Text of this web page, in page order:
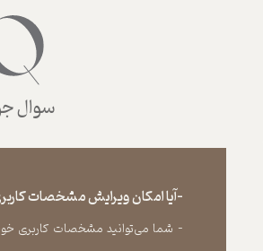
سوال
-آیا امکان ویرایش مشخصات
- شما می‏‌توانید مشخصات کاربری خود